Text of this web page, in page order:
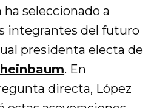
ha seleccionado a
integrantes del futuro
presidenta electa de
. En
directa, López